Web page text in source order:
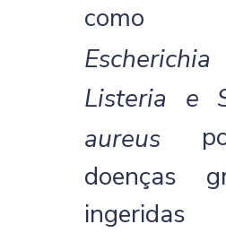
Listeria e
aureus
doenças